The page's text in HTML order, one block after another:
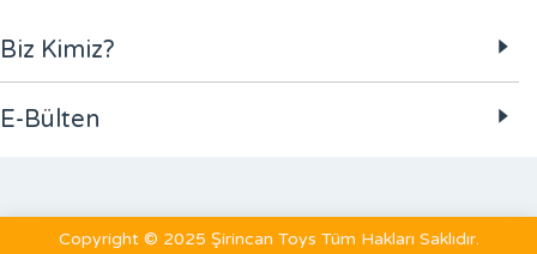
Biz Kimiz?
E-Bülten
Copyright © 2025 Şirincan Toys Tüm Hakları Saklıdır.